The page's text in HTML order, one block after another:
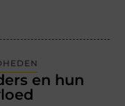
en hun